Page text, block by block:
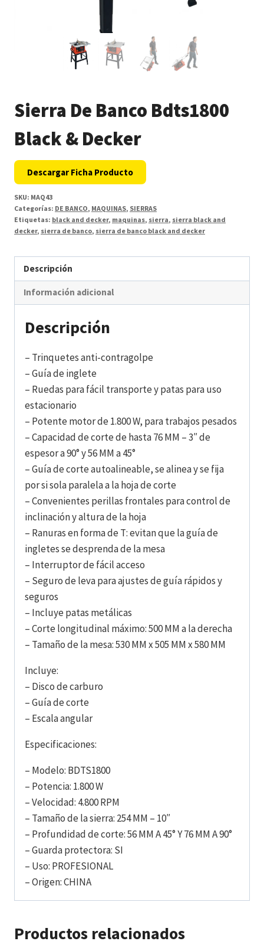
Sierra De Banco Bdts1800
Black & Decker
Descargar Ficha Producto
SKU: MAQ43
Categorías: DE BANCO, MAQUINAS, SIERRAS
Etiquetas: black and decker, maquinas, sierra, sierra black and
decker, sierra de banco, sierra de banco black and decker
Descripción
Información adicional
Descripción
– Trinquetes anti-contragolpe
– Guía de inglete
– Ruedas para fácil transporte y patas para uso
estacionario
– Potente motor de 1.800 W, para trabajos pesados
– Capacidad de corte de hasta 76 MM – 3″ de
espesor a 90° y 56 MM a 45°
– Guía de corte autoalineable, se alinea y se fija
por si sola paralela a la hoja de corte
– Convenientes perillas frontales para control de
inclinación y altura de la hoja
– Ranuras en forma de T: evitan que la guía de
ingletes se desprenda de la mesa
– Interruptor de fácil acceso
– Seguro de leva para ajustes de guía rápidos y
seguros
– Incluye patas metálicas
– Corte longitudinal máximo: 500 MM a la derecha
– Tamaño de la mesa: 530 MM x 505 MM x 580 MM
Incluye:
– Disco de carburo
– Guía de corte
– Escala angular
Especificaciones:
– Modelo: BDTS1800
– Potencia: 1.800 W
– Velocidad: 4.800 RPM
– Tamaño de la sierra: 254 MM – 10″
– Profundidad de corte: 56 MM A 45° Y 76 MM A 90°
– Guarda protectora: SI
– Uso: PROFESIONAL
– Origen: CHINA
Productos relacionados